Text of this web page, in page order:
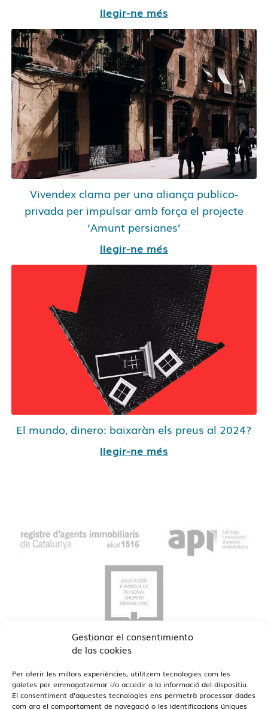
Gestionar el consentimiento
de las cookies
Per oferir les millors experiències, utilitzem tecnologies com les
galetes per emmagatzemar i/o accedir a la informació del dispositiu.
El consentiment d'aquestes tecnologies ens permetrà processar dades
com ara el comportament de navegació o les identificacions úniques
llegir-ne més
Vivendex clama per una aliança publico-
privada per impulsar amb força el projecte
‘Amunt persianes’
llegir-ne més
El mundo, dinero: baixaràn els preus al 2024?
llegir-ne més